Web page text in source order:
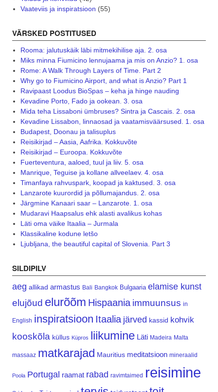
Vaateviis ja inspiratsioon (55)
VÄRSKED POSTITUSED
Rooma: jalutuskäik läbi mitmekihilise aja. 2. osa
Miks minna Fiumicino lennujaama ja mis on Anzio? 1. osa
Rome: A Walk Through Layers of Time. Part 2
Why go to Fiumicino Airport, and what is Anzio? Part 1
Ravipaast Loodus BioSpas – keha ja hinge nauding
Kevadine Porto, Fado ja ookean. 3. osa
Mida teha Lissaboni ümbruses? Sintra ja Cascais. 2. osa
Kevadine Lissabon, linnaosad ja vaatamisväärsused. 1. osa
Budapest, Doonau ja talisuplus
Reisikirjad – Aasia, Aafrika. Kokkuvõte
Reisikirjad – Euroopa. Kokkuvõte
Fuerteventura, aaloed, tuul ja liiv. 5. osa
Manrique, Teguise ja kollane allveelaev. 4. osa
Timanfaya rahvuspark, koopad ja kaktused. 3. osa
Lanzarote kuurordid ja põllumajandus. 2. osa
Järgmine Kanaari saar – Lanzarote. 1. osa
Mudaravi Haapsalus ehk alasti avalikus kohas
Läti oma väike Itaalia – Jurmala
Klassikaline kodune letšo
Ljubljana, the beautiful capital of Slovenia. Part 3
SILDIPILV
aeg allikad armastus Bali Bangkok Bulgaaria elamise kunst
elujõud elurõõm Hispaania immuunsus in
English inspiratsioon Itaalia järved kassid kohvik
kooskõla küllus Küpros liikumine Läti Madeira Malta
massaaz matkarajad Mauritius meditatsioon mineraalid
Poola Portugal raamat rabad ravimtaimed reisimine